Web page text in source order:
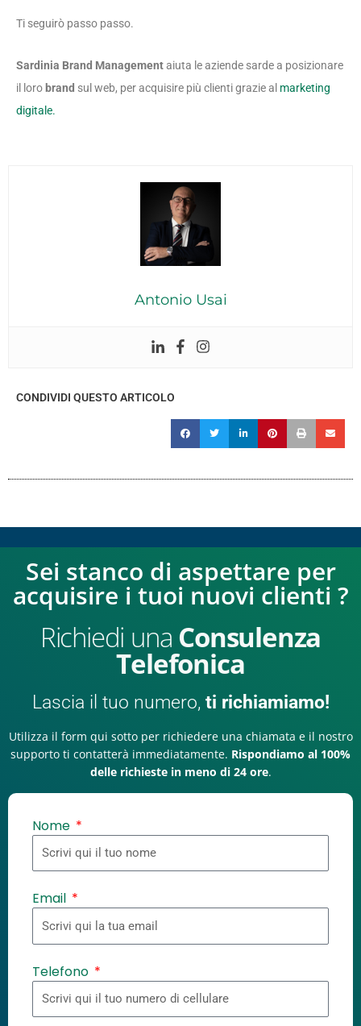
Ti seguirò passo passo.
Sardinia Brand Managementaiuta le aziende sarde a posizionare
il loro brand sul web, per acquisire più clienti grazie al marketing
digitale.
Antonio Usai
CONDIVIDI QUESTO ARTICOLO
Sei stanco di aspettare per
acquisire i tuoi nuovi clienti ?
Richiedi una Consulenza
Telefonica
Lascia il tuo numero, ti richiamiamo!
Utilizza il form qui sotto per richiedere una chiamata e il nostro
supporto ti contatterà immediatamente. Rispondiamo al 100%
delle richieste in meno di 24 ore.
Nome
Email
Telefono